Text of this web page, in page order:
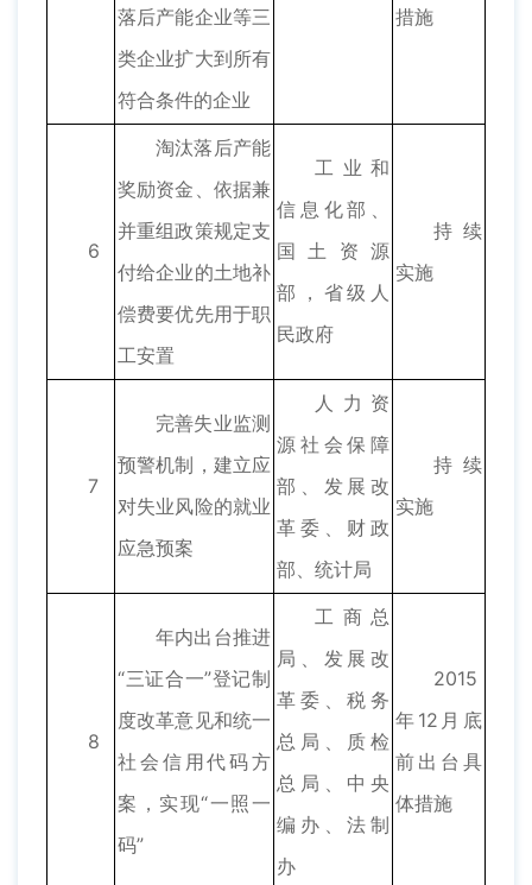
落后产能企业等三
类企业扩大到所有
符合条件的企业
措施
6
淘汰落后产能
奖励资金、依据兼
并重组政策规定支
付给企业的土地补
偿费要优先用于职
工安置
工业和
信息化部、
国土资源
部，省级人
民政府
持续
实施
7
完善失业监测
预警机制，建立应
对失业风险的就业
应急预案
人力资
源社会保障
部、发展改
革委、财政
部、统计局
持续
实施
8
年内出台推进
“三证合一”登记制
度改革意见和统一
社会信用代码方
案，实现“一照一
码”
工商总
局、发展改
革委、税务
总局、质检
总局、中央
编办、法制
办
2015
年12月底
前出台具
体措施